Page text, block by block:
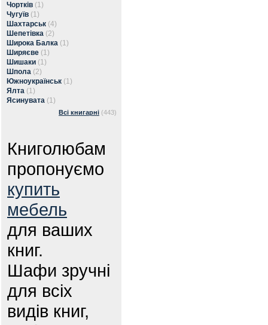
Чортків (1)
Чугуїв (1)
Шахтарськ (4)
Шепетівка (2)
Широка Балка (1)
Ширяєве (1)
Шишаки (1)
Шпола (2)
Южноукраїнськ (1)
Ялта (1)
Ясинувата (1)
Всі книгарні (443)
Книголюбам
пропонуємо
купить
мебель
для ваших
книг.
Шафи зручні
для всіх
видів книг,